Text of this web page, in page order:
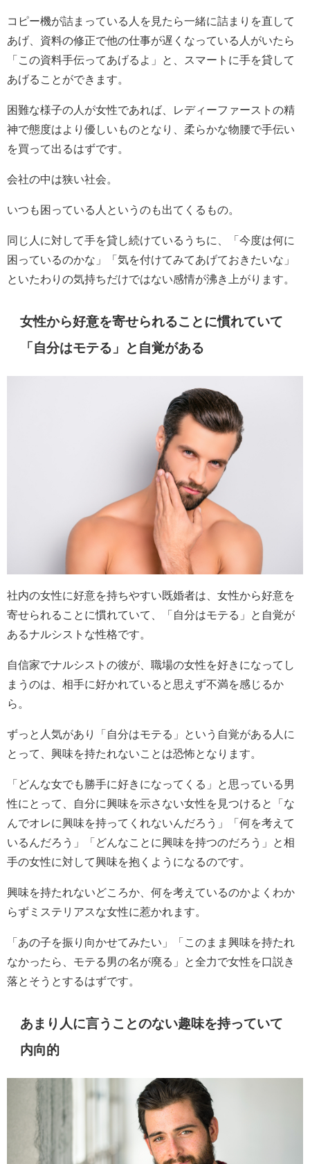
コピー機が詰まっている人を見たら一緒に詰まりを直して
あげ、資料の修正で他の仕事が遅くなっている人がいたら
「この資料手伝ってあげるよ」と、スマートに手を貸して
あげることができます。
困難な様子の人が女性であれば、レディーファーストの精
神で態度はより優しいものとなり、柔らかな物腰で手伝い
を買って出るはずです。
会社の中は狭い社会。
いつも困っている人というのも出てくるもの。
同じ人に対して手を貸し続けているうちに、「今度は何に
困っているのかな」「気を付けてみてあげておきたいな」
といたわりの気持ちだけではない感情が沸き上がります。
女性から好意を寄せられることに慣れていて
「自分はモテる」と自覚がある
社内の女性に好意を持ちやすい既婚者は、女性から好意を
寄せられることに慣れていて、「自分はモテる」と自覚が
あるナルシストな性格です。
自信家でナルシストの彼が、職場の女性を好きになってし
まうのは、相手に好かれていると思えず不満を感じるか
ら。
ずっと人気があり「自分はモテる」という自覚がある人に
とって、興味を持たれないことは恐怖となります。
「どんな女でも勝手に好きになってくる」と思っている男
性にとって、自分に興味を示さない女性を見つけると「な
んでオレに興味を持ってくれないんだろう」「何を考えて
いるんだろう」「どんなことに興味を持つのだろう」と相
手の女性に対して興味を抱くようになるのです。
興味を持たれないどころか、何を考えているのかよくわか
らずミステリアスな女性に惹かれます。
「あの子を振り向かせてみたい」「このまま興味を持たれ
なかったら、モテる男の名が廃る」と全力で女性を口説き
落とそうとするはずです。
あまり人に言うことのない趣味を持っていて
内向的